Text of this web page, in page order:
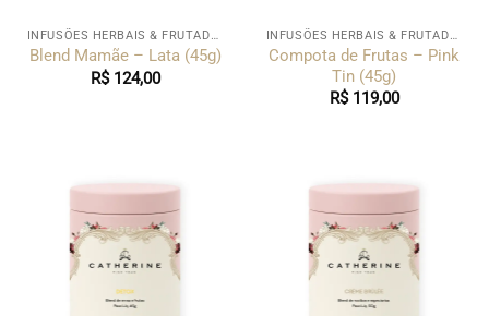
INFUSÕES HERBAIS & FRUTADAS
Blend Mamãe – Lata (45g)
R$124,00
INFUSÕES HERBAIS & FRUTADAS
Compota de Frutas – Pink
Tin (45g)
R$119,00